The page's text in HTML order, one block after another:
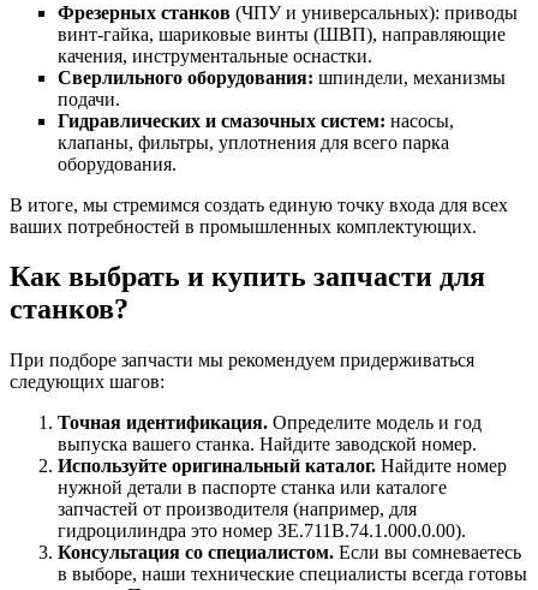
Фрезерных станков (ЧПУ и универсальных): приводы
винт-гайка, шариковые винты (ШВП), направляющие
качения, инструментальные оснастки.
Сверлильного оборудования: шпиндели, механизмы
подачи.
Гидравлических и смазочных систем: насосы,
клапаны, фильтры, уплотнения для всего парка
оборудования.
В итоге, мы стремимся создать единую точку входа для всех
ваших потребностей в промышленных комплектующих.
Как выбрать и купить запчасти для
станков?
При подборе запчасти мы рекомендуем придерживаться
следующих шагов:
Точная идентификация. Определите модель и год
выпуска вашего станка. Найдите заводской номер.
Используйте оригинальный каталог. Найдите номер
нужной детали в паспорте станка или каталоге
запчастей от производителя (например, для
гидроцилиндра это номер ЗЕ.711В.74.1.000.0.00).
Консультация со специалистом. Если вы сомневаетесь
в выборе, наши технические специалисты всегда готовы